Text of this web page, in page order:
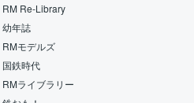
RM Re-Library
幼年誌
RMモデルズ
国鉄時代
RMライブラリー